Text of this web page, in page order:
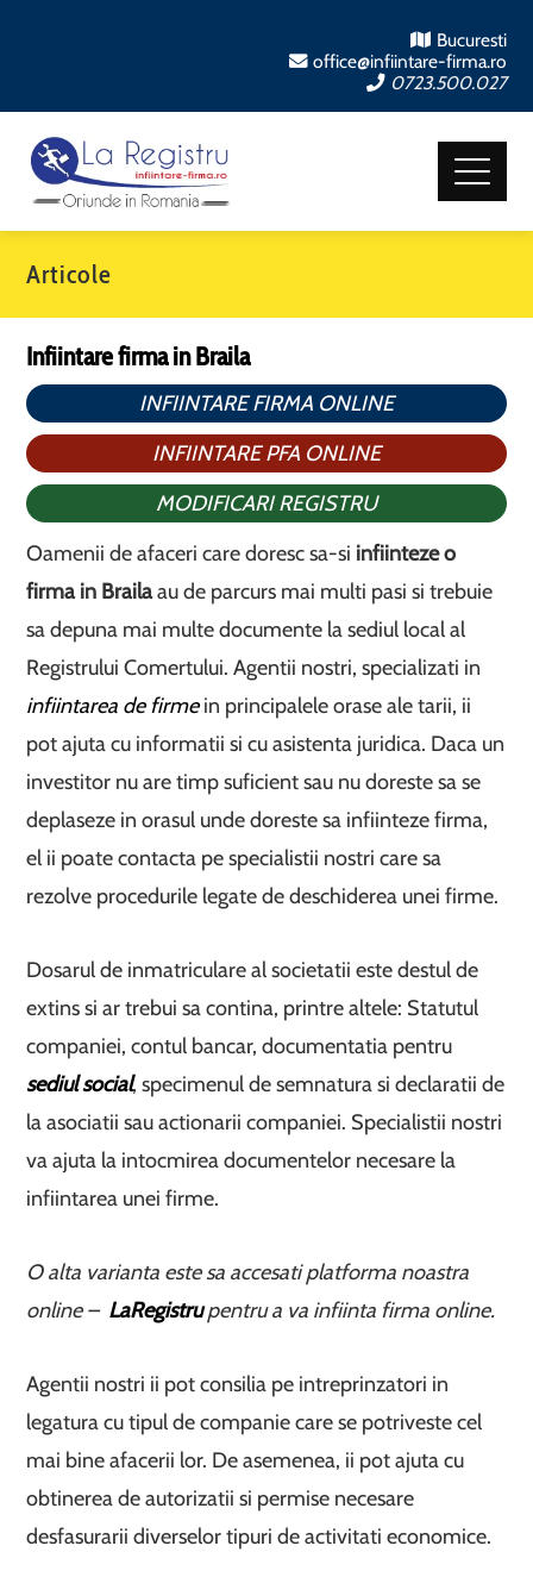
Bucuresti
office@infiintare-firma.ro
0723.500.027
Articole
Infiintare firma in Braila
INFIINTARE FIRMA ONLINE
INFIINTARE PFA ONLINE
MODIFICARI REGISTRU
Oamenii de afaceri care doresc sa-si infiinteze o
firma in Brailaau de parcurs mai multi pasi si trebuie
sa depuna mai multe documente la sediul local al
Registrului Comertului. Agentii nostri, specializati in
infiintarea de firmein principalele orase ale tarii, ii
pot ajuta cu informatii si cu asistenta juridica. Daca un
investitor nu are timp suficient sau nu doreste sa se
deplaseze in orasul unde doreste sa infiinteze firma,
el ii poate contacta pe specialistii nostri care sa
rezolve procedurile legate de deschiderea unei firme.
Dosarul de inmatriculare al societatii este destul de
extins si ar trebui sa contina, printre altele: Statutul
companiei, contul bancar, documentatia pentru
sediul social, specimenul de semnatura si declaratii de
la asociatii sau actionarii companiei. Specialistii nostri
va ajuta la intocmirea documentelor necesare la
infiintarea unei firme.
O alta varianta este sa accesati platforma noastra
online – LaRegistrupentru a va infiinta firma online.
Agentii nostri ii pot consilia pe intreprinzatori in
legatura cu tipul de companie care se potriveste cel
mai bine afacerii lor. De asemenea, ii pot ajuta cu
obtinerea de autorizatii si permise necesare
desfasurarii diverselor tipuri de activitati economice.